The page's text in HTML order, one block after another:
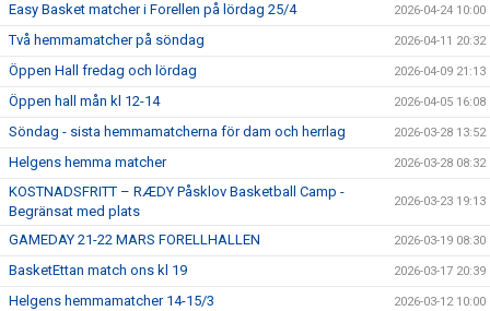
Easy Basket matcher i Forellen på lördag 25/4 2026-04-24 10:00
Två hemmamatcher på söndag 2026-04-11 20:32
Öppen Hall fredag och lördag 2026-04-09 21:13
Öppen hall mån kl 12-14 2026-04-05 16:08
Söndag - sista hemmamatcherna för dam och herrlag 2026-03-28 13:52
Helgens hemma matcher 2026-03-28 08:32
KOSTNADSFRITT – RÆDY Påsklov Basketball Camp -
Begränsat med plats
2026-03-23 19:13
GAMEDAY 21-22 MARS FORELLHALLEN 2026-03-19 08:30
BasketEttan match ons kl 19 2026-03-17 20:39
Helgens hemmamatcher 14-15/3 2026-03-12 10:00